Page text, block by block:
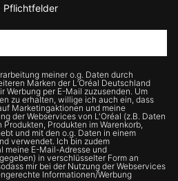
Pflichtfelder
meiner o.g. Daten durch
Marken der L’Oréal Deutschland
Werbung per E-Mail zuzusenden. Um
zu erhalten, willige ich auch ein, dass
Marketingaktionen und meine
der Webservices von L'Oréal (z.B. Daten
Produkten im Warenkorb,
und mit den o.g. Daten in einem
verwendet. Ich bin zudem
meine E-Mail-Adresse und
in verschlüsselter Form an
mir bei der Nutzung der Webservices
Informationen/Werbung